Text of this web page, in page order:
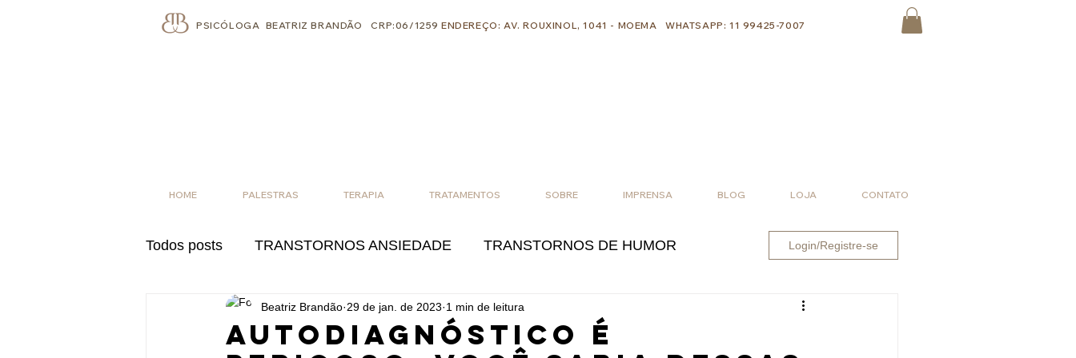
PSICÓLOGA BEATRIZ BRANDÃO CRP:06/1259 ENDEREÇO: AV. ROUXINOL, 1041 - MOEMA WHATSAPP: 11 99425-7007
HOME PALESTRAS TERAPIA TRATAMENTOS SOBRE IMPRENSA BLOG LOJA CONTATO
Todos posts TRANSTORNOS ANSIEDADE TRANSTORNOS DE HUMOR
PROBLEMAS PROFISSIONAIS RELAÇÕES AMOROSAS
Login/Registre-se
Autodiagnóstico é
Beatriz Brandão 29 de jan. de 2023 1 min de leitura